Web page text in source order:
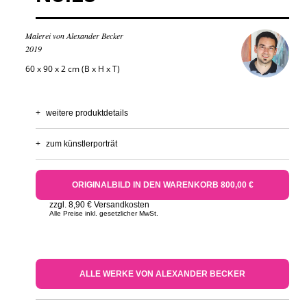
Malerei von Alexander Becker
2019
60 x 90 x 2 cm (B x H x T)
+ weitere produktdetails
+ zum künstlerporträt
ORIGINALBILD IN DEN WARENKORB 800,00 €
zzgl. 8,90 € Versandkosten
Alle Preise inkl. gesetzlicher MwSt.
ALLE WERKE VON ALEXANDER BECKER